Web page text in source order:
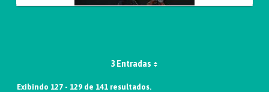
3 Entradas
Exibindo 127 - 129 de 141 resultados.